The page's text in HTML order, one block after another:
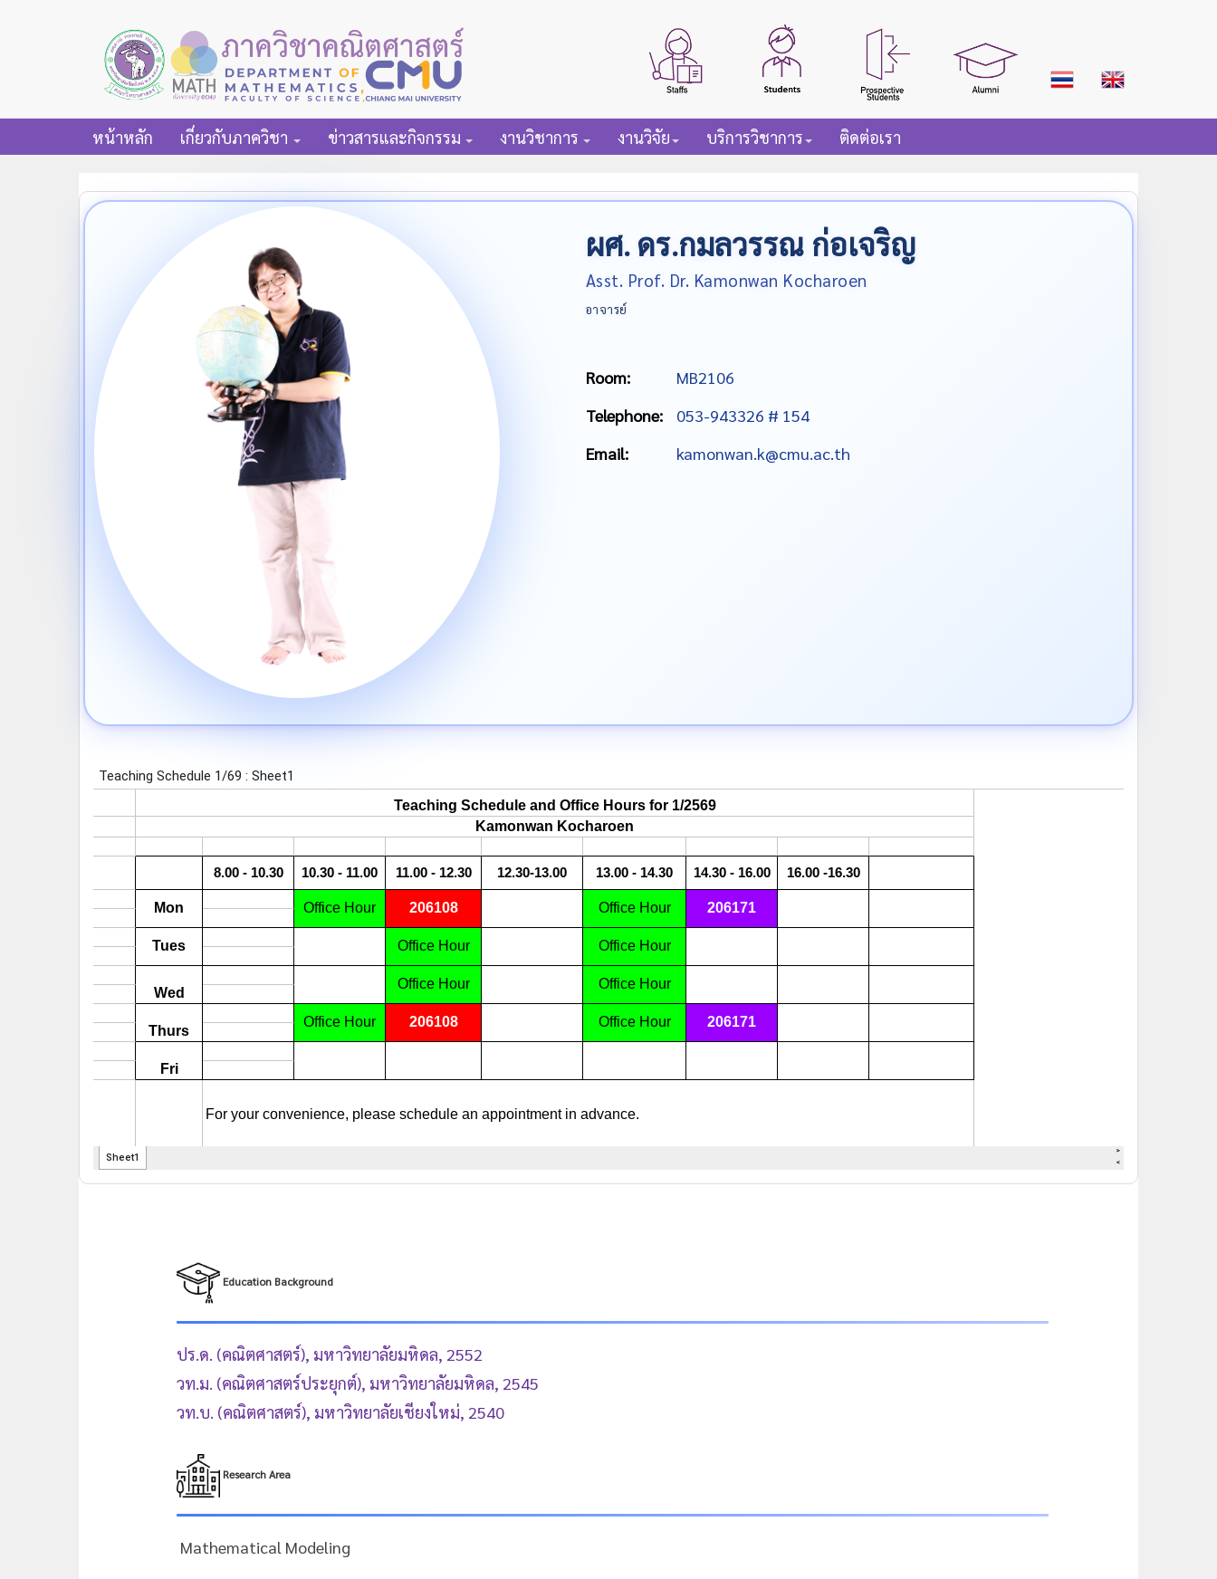
หน้าหลัก เกี่ยวกับภาควิชา ข่าวสารและกิจกรรม งานวิชาการ งานวิจัย บริการวิชาการ ติดต่อเรา
ผศ. ดร.กมลวรรณ ก่อเจริญ
Asst. Prof. Dr. Kamonwan Kocharoen
อาจารย์
Room:
MB2106
Telephone:
053-943326 # 154
Email:
kamonwan.k@cmu.ac.th
Education Background
ปร.ด. (คณิตศาสตร์), มหาวิทยาลัยมหิดล, 2552
วท.ม. (คณิตศาสตร์ประยุกต์), มหาวิทยาลัยมหิดล, 2545
วท.บ. (คณิตศาสตร์), มหาวิทยาลัยเชียงใหม่, 2540
Research Area
Mathematical Modeling